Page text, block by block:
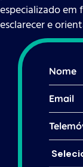
especializado em
esclarecer e